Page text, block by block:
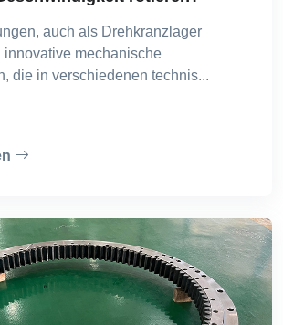
auch als Drehkranzlager
innovative mechanische
die in verschiedenen technis...